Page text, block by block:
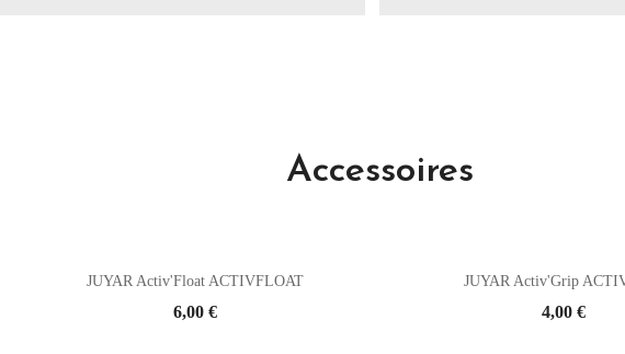
Accessoires
JUYAR Activ'Float ACTIVFLOAT
Prix
6,00 €
JUYAR Activ'Grip
Prix
4,00 €